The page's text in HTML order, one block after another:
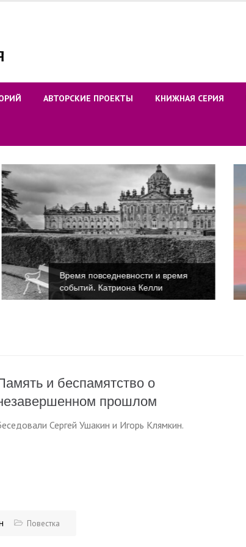
АВТОРСКИЕ ПРОЕКТЫ КНИЖНАЯ СЕРИЯ
Время повседневности и время
событий. Анна Булгакова
и беспамятство о
прошлом
Сергей Ушакин и Игорь Клямкин.
Повестка